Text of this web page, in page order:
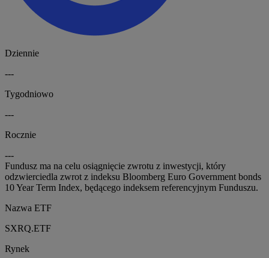
Dziennie
---
Tygodniowo
---
Rocznie
---
Fundusz ma na celu osiągnięcie zwrotu z inwestycji, który
odzwierciedla zwrot z indeksu Bloomberg Euro Government bonds
10 Year Term Index, będącego indeksem referencyjnym Funduszu.
Nazwa ETF
SXRQ.ETF
Rynek